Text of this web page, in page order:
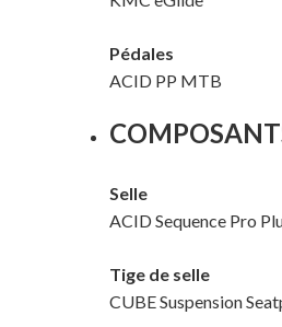
Pédales
ACID PP MTB
Selle
ACID Sequence Pro
Tige de selle
CUBE Suspension